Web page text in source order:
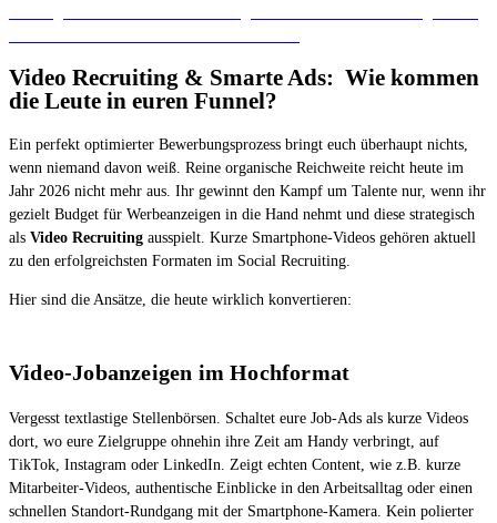
Video Recruiting & Smarte Ads: Wie kommen
die Leute in euren Funnel?
Ein perfekt optimierter Bewerbungsprozess bringt euch überhaupt nichts,
wenn niemand davon weiß. Reine organische Reichweite reicht heute im
Jahr 2026 nicht mehr aus. Ihr gewinnt den Kampf um Talente nur, wenn ihr
gezielt Budget für Werbeanzeigen in die Hand nehmt und diese strategisch
als Video Recruiting ausspielt. Kurze Smartphone-Videos gehören aktuell
zu den erfolgreichsten Formaten im Social Recruiting.
Hier sind die Ansätze, die heute wirklich konvertieren:
Video-Jobanzeigen im Hochformat
Vergesst textlastige Stellenbörsen. Schaltet eure Job-Ads als kurze Videos
dort, wo eure Zielgruppe ohnehin ihre Zeit am Handy verbringt, auf
TikTok, Instagram oder LinkedIn. Zeigt echten Content, wie z.B. kurze
Mitarbeiter-Videos, authentische Einblicke in den Arbeitsalltag oder einen
schnellen Standort-Rundgang mit der Smartphone-Kamera. Kein polierter